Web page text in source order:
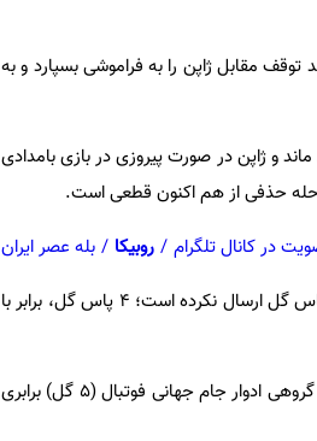
هلند توقف مقابل ژاپن را به فراموشی بسپارد و به
۴ امتیازی شد و در صدر جدول گروه قرار گرفت. سوئد ۳ امتیازی ماند و ژاپن در صورت پیروزی در بازی بامدادی
در کانال تلگرام / روبیکا / بله عصر ایران
هیچ بازیکنی در ۲ دوره اخیر جام جهانی (۲۰۲۶ و ۲۰۲۲)، بیشتر از دنزل دومفریس پاس گل ارسال نکرده است؛ ۴ پاس گل، برابر با
کودی خاکپو با رکورد رابین فن پرسی به عنوان برترین گلزن تیم ملی هلند در مرحله گروهی ادوار جام جهانی فوتبال (۵ گل) برابری